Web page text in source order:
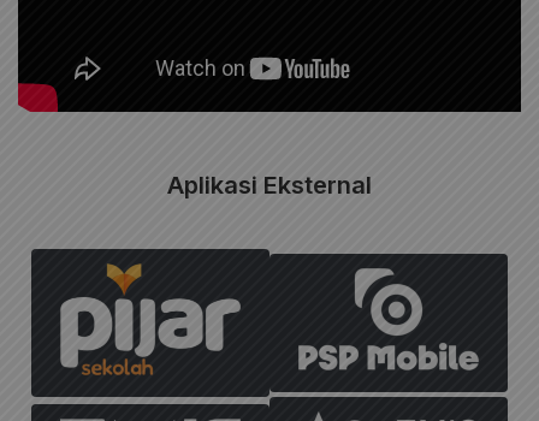
Aplikasi Eksternal